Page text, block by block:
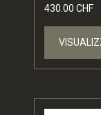
430.00 CHF